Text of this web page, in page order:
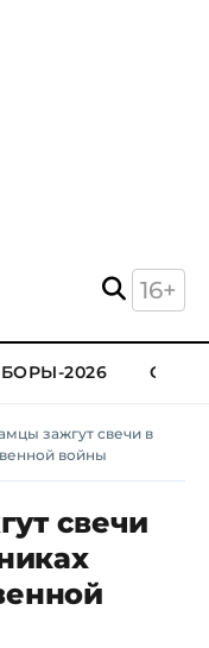
16+
2026
зажгут свечи в
войны
свечи